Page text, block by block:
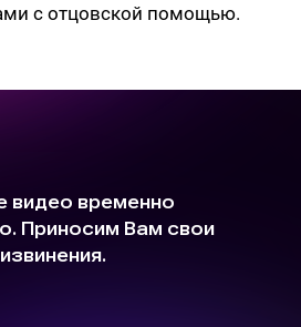
с отцовской помощью.